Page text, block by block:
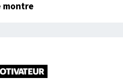
montre